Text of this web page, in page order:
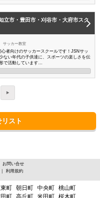
立市・豊田市・刈谷市・大府市スク
サッカー教室
者向けのサッカースクールです！JSNサッ
ない年代の子供達に、スポーツの楽しさを伝
で活動しています…
スト
スクールを探す
町 朝日町 中央町 桃山町
町 高丘町 米田町 桜木町
お問い合せ
｜ 利用規約